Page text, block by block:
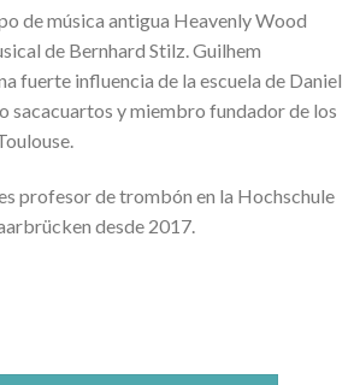
de música antigua Heavenly Wood
de Bernhard Stilz. Guilhem
fuerte influencia de la escuela de Daniel
sacacuartos y miembro fundador de los
profesor de trombón en la Hochschule
desde 2017.